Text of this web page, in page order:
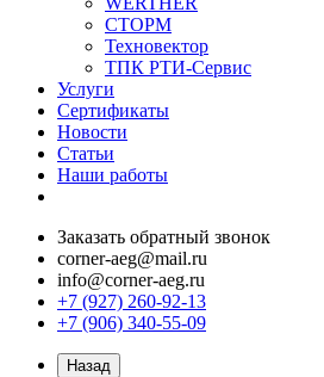
СТОРМ
Техновектор
ТПК РТИ-Сервис
Услуги
Сертификаты
Новости
Статьи
Наши работы
Заказать обратный звонок
corner-aeg@mail.ru
info@corner-aeg.ru
+7 (927) 260-92-13
+7 (906) 340-55-09
Назад